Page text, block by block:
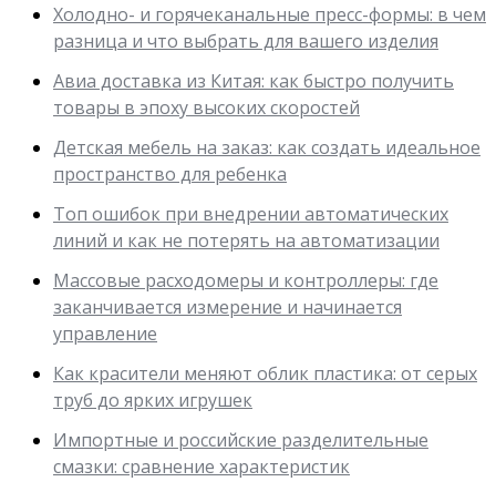
Холодно- и горячеканальные пресс-формы: в чем
разница и что выбрать для вашего изделия
Авиа доставка из Китая: как быстро получить
товары в эпоху высоких скоростей
Детская мебель на заказ: как создать идеальное
пространство для ребенка
Топ ошибок при внедрении автоматических
линий и как не потерять на автоматизации
Массовые расходомеры и контроллеры: где
заканчивается измерение и начинается
управление
Как красители меняют облик пластика: от серых
труб до ярких игрушек
Импортные и российские разделительные
смазки: сравнение характеристик